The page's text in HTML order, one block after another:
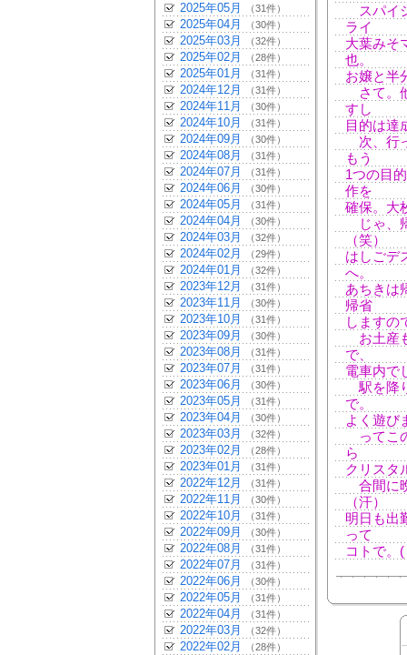
2025年05月 （31件）
2025年04月 （30件）
2025年03月 （32件）
2025年02月 （28件）
2025年01月 （31件）
2024年12月 （31件）
2024年11月 （30件）
2024年10月 （31件）
2024年09月 （30件）
2024年08月 （31件）
2024年07月 （31件）
2024年06月 （30件）
2024年05月 （31件）
2024年04月 （30件）
2024年03月 （32件）
2024年02月 （29件）
2024年01月 （32件）
2023年12月 （31件）
2023年11月 （30件）
2023年10月 （31件）
2023年09月 （30件）
2023年08月 （31件）
2023年07月 （31件）
2023年06月 （30件）
2023年05月 （31件）
2023年04月 （30件）
2023年03月 （32件）
2023年02月 （28件）
2023年01月 （31件）
2022年12月 （31件）
2022年11月 （30件）
2022年10月 （31件）
2022年09月 （30件）
2022年08月 （31件）
2022年07月 （31件）
2022年06月 （30件）
2022年05月 （31件）
2022年04月 （31件）
2022年03月 （32件）
2022年02月 （28件）
スパイ
ライ
大葉みそ
也。
お嬢と半
さて。
すし
目的は達
次、行
もう
1つの目
作を
確保。大
じゃ、
（笑）
はしごデ
へ。
あちきは
帰省
しますの
お土産
で、
電車内で
駅を降
で。
よく遊び
ってこ
ら
クリスタ
合間に
（汗）
明日も出
って
コトで。(